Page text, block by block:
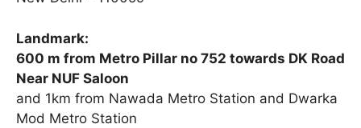
Landmark:
600 m from Metro Pillar no 752 towards DK Road
Near NUF Saloon
and 1km from Nawada Metro Station and Dwarka
Mod Metro Station